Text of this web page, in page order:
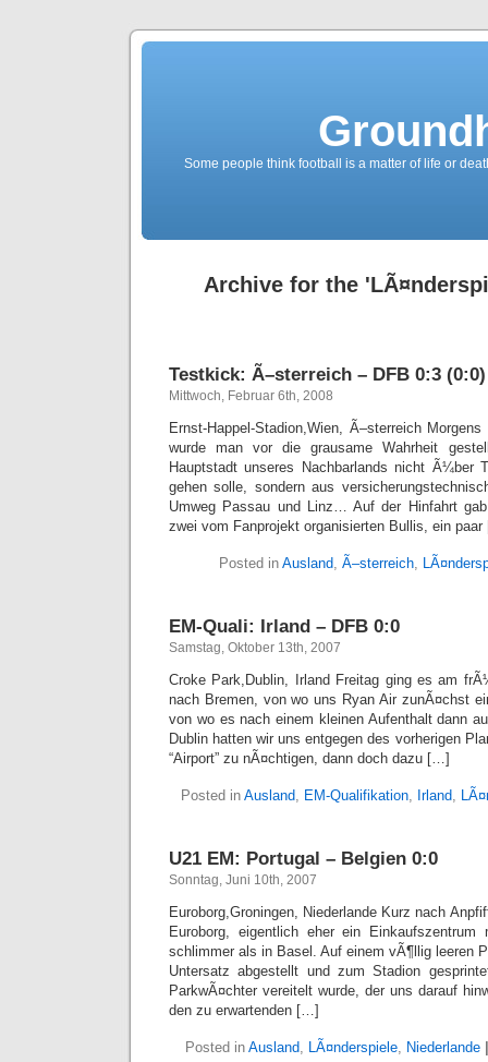
Some people think football is a matter of life or
Archive for the
Testkick: Ã–sterreich – DFB 0:3 (0:0)
Mittwoch, Februar 6th, 2008
Ernst-Happel-Stadion,Wien, Ã–sterreich
wurde man vor die grausame Wahrheit
Hauptstadt unseres Nachbarlands nicht Ã¼ber
gehen solle, sondern aus
Umweg Passau und Linz… Auf der Hinfahrt
zwei vom Fanprojekt organisierten Bullis, ein
Posted in Ausland, Ã–sterreich,
EM-Quali: Irland – DFB 0:0
Samstag, Oktober 13th, 2007
Croke Park,Dublin, Irland Freitag ging es am
nach Bremen, von wo uns Ryan Air zunÃ¤chst
von wo es nach einem kleinen Aufenthalt dann
Dublin hatten wir uns entgegen des vorherigen
“Airport” zu nÃ¤chtigen, dann doch dazu […]
Posted in Ausland, EM-Qualifikation, Irland,
U21 EM: Portugal – Belgien 0:0
Sonntag, Juni 10th, 2007
Euroborg,Groningen, Niederlande Kurz nach
Euroborg, eigentlich eher ein
schlimmer als in Basel. Auf einem vÃ¶llig leeren
Untersatz abgestellt und zum Stadion
ParkwÃ¤chter vereitelt wurde, der uns darauf
den zu erwartenden […]
Posted in Ausland, LÃ¤nderspiele, Niederlande